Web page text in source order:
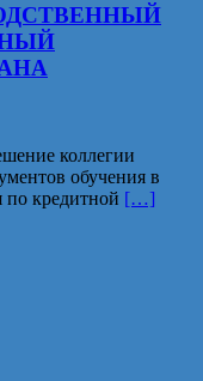
коллегии
обучения в
кредитной […]